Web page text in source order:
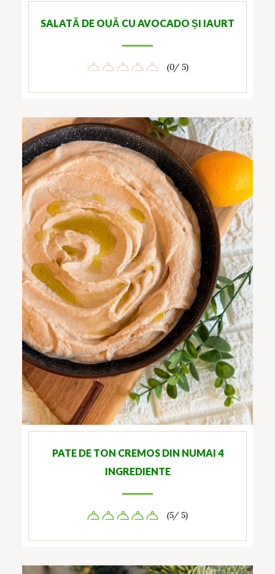
SALATĂ DE OUĂ CU AVOCADO ȘI IAURT
(0/ 5)
PATE DE TON CREMOS DIN NUMAI 4
INGREDIENTE
(5/ 5)